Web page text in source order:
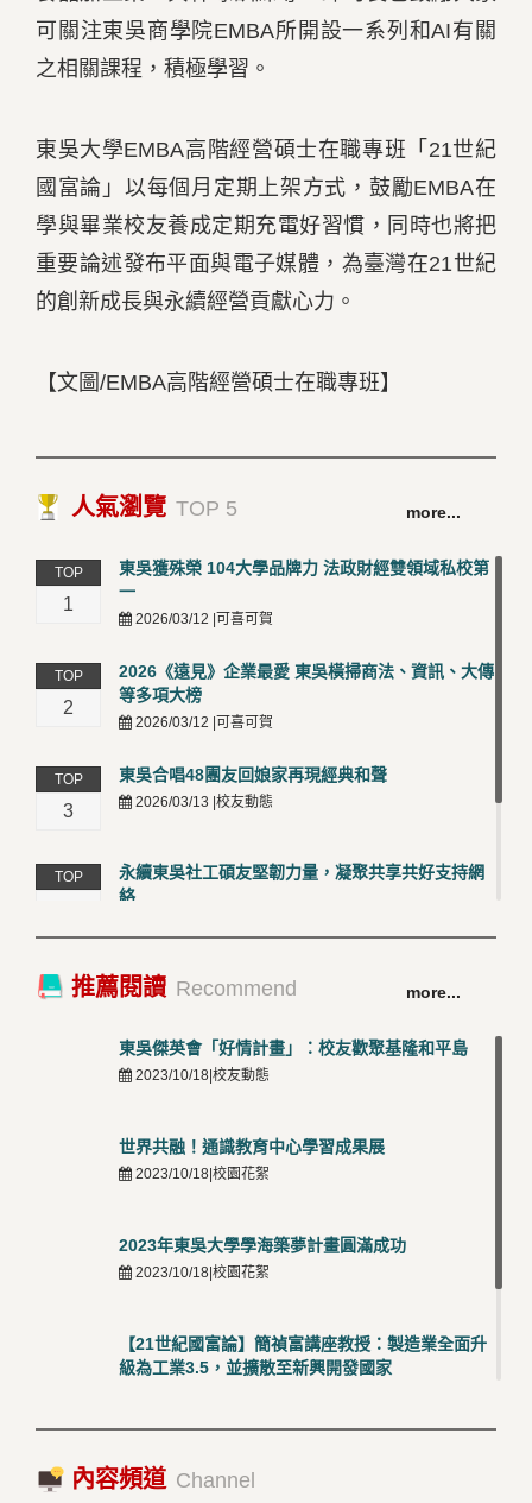
可關注東吳商學院EMBA所開設一系列和AI有關
之相關課程，積極學習。
東吳大學EMBA高階經營碩士在職專班「21世紀
國富論」以每個月定期上架方式，鼓勵EMBA在
學與畢業校友養成定期充電好習慣，同時也將把
重要論述發布平面與電子媒體，為臺灣在21世紀
的創新成長與永續經營貢獻心力。
【文圖/EMBA高階經營碩士在職專班】
人氣瀏覽 TOP 5 more...
TOP
1
東吳獲殊榮 104大學品牌力 法政財經雙領域私校第
一
2026/03/12 |可喜可賀
TOP
2
2026《遠見》企業最愛 東吳橫掃商法、資訊、大傳
等多項大榜
2026/03/12 |可喜可賀
TOP
3
東吳合唱48團友回娘家再現經典和聲
2026/03/13 |校友動態
TOP
永續東吳社工碩友堅韌力量，凝聚共享共好支持網
絡
TOP
卓越永續校園 東吳大學連奪 ISO 14001、45001 及
50001三大國際驗證殊榮
推薦閱讀 Recommend more...
東吳傑英會「好情計畫」：校友歡聚基隆和平島
2023/10/18|校友動態
世界共融！通識教育中心學習成果展
2023/10/18|校園花絮
2023年東吳大學學海築夢計畫圓滿成功
2023/10/18|校園花絮
【21世紀國富論】簡禎富講座教授：製造業全面升
級為工業3.5，並擴散至新興開發國家
2023/10/18|推薦閱讀
內容頻道 Channel